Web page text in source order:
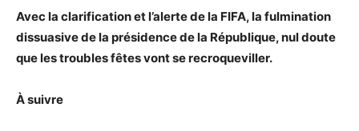
Avec la clarification et l’alerte de la FIFA, la fulmination
dissuasive de la présidence de la République, nul doute
que les troubles fêtes vont se recroqueviller.
À suivre